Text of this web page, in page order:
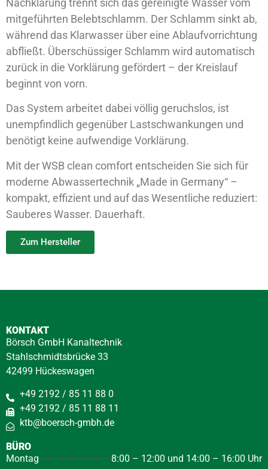
Nachklärung trennt sich das gereinigte Wasser vom
mitgeführten Belebtschlamm. Der Schlamm sinkt ab,
während das Klarwasser über eine Ablaufvorrichtung
abfließt. Überschüssiger Schlamm wird automatisch
zurück in die Vorklärung gefördert – der Kreislauf
beginnt von vorn.
Das System arbeitet dabei völlig geruchslos, ist
unempfindlich gegenüber Lastschwankungen und
benötigt keine aufwendige Vorklärung.
Mit der WSB clean comfort entscheiden Sie sich für
moderne Abwassertechnik „Made in Germany“ –
kompakt, effizient und auf das Wesentliche reduziert:
Sauberes Wasser. Dauerhaft.
Zum Hersteller
KONTAKT
Börsch GmbH Kanaltechnik
Stahlschmidtsbrücke 33
42499 Hückeswagen
+49 2192 / 85 11 88 0
+49 2192 / 85 11 88 11
ktb@boersch-gmbh.de
BÜRO
Montag
8:00 – 12:00 und 14:00 – 16:00 Uhr